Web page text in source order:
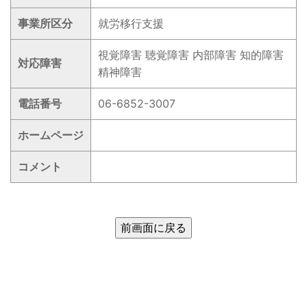
事業所区分 就労移行支援
対応障害
視覚障害 聴覚障害 内部障害 知的障害
精神障害
電話番号 06-6852-3007
ホームページ
コメント